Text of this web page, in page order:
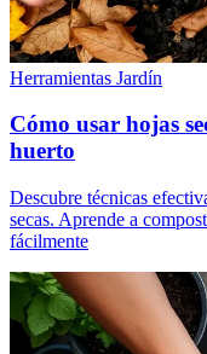
Herramientas Jardín
Cómo usar hojas
huerto
Descubre técnicas
secas. Aprende a
fácilmente